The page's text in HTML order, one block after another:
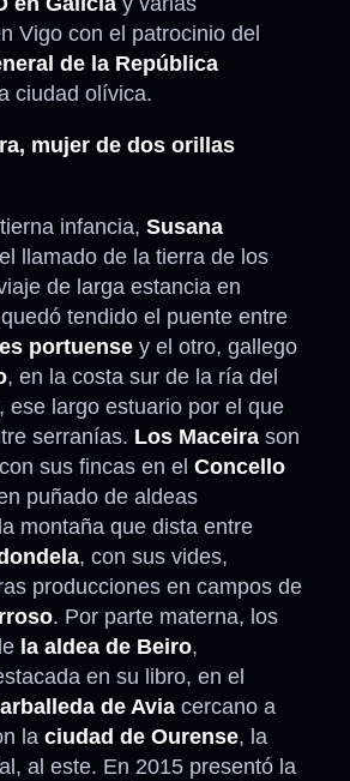
Vigo con el patrocinio del
de la República
ciudad olívica.
mujer de dos orillas
infancia, Susana
llamado de la tierra de los
de larga estancia en
tendido el puente entre
portuense y el otro, gallego
, en la costa sur de la ría del
ese largo estuario por el que
serranías. Los Maceira son
sus fincas en el Concello
puñado de aldeas
montaña que dista entre
, con sus vides,
producciones en campos de
. Por parte materna, los
la aldea de Beiro,
en su libro, en el
de Avia cercano a
la ciudad de Ourense, la
al este. En 2015 presentó la